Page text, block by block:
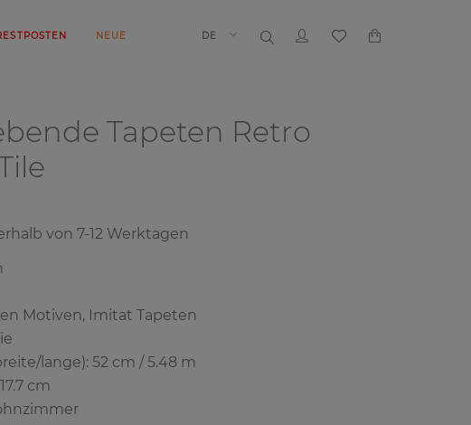
NEUE DE
Tapeten Retro
von 7-12 Werktagen
Motiven, Imitat Tapeten
lange): 52 cm / 5.48 m
cm